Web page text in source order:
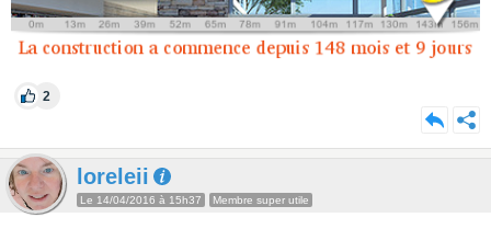
2
loreleii
Le 14/04/2016 à 15h37 Membre super utile